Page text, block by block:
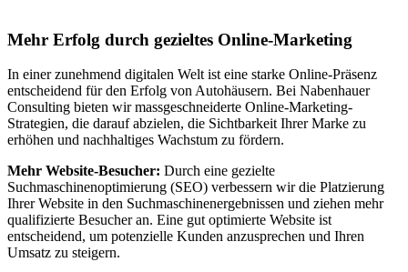
Mehr Erfolg durch gezieltes Online-Marketing
In einer zunehmend digitalen Welt ist eine starke Online-Präsenz
entscheidend für den Erfolg von Autohäusern. Bei Nabenhauer
Consulting bieten wir massgeschneiderte Online-Marketing-
Strategien, die darauf abzielen, die Sichtbarkeit Ihrer Marke zu
erhöhen und nachhaltiges Wachstum zu fördern.
Mehr Website-Besucher: Durch eine gezielte
Suchmaschinenoptimierung (SEO) verbessern wir die Platzierung
Ihrer Website in den Suchmaschinenergebnissen und ziehen mehr
qualifizierte Besucher an. Eine gut optimierte Website ist
entscheidend, um potenzielle Kunden anzusprechen und Ihren
Umsatz zu steigern.